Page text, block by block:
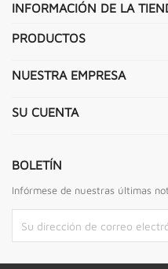
INFORMACIÓN DE LA
PRODUCTOS
NUESTRA EMPRESA
SU CUENTA
BOLETÍN
Infórmese de nuestras últimas